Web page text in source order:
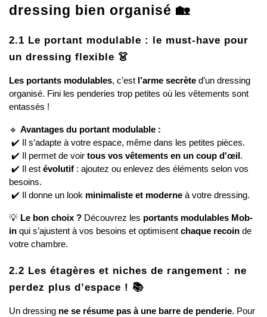
dressing bien organisé 🏡
2.1 Le portant modulable : le must-have pour
un dressing flexible 👗
Les portants modulables, c’est l’arme secrète d’un dressing
organisé. Fini les penderies trop petites où les vêtements sont
entassés !
🔹 Avantages du portant modulable :
✔️ Il s’adapte à votre espace, même dans les petites pièces.
✔️ Il permet de voir tous vos vêtements en un coup d'œil .
✔️ Il est évolutif : ajoutez ou enlevez des éléments selon vos
besoins.
✔️ Il donne un look minimaliste et moderne à votre dressing.
💡 Le bon choix ? Découvrez les portants modulables Mob-
in qui s’ajustent à vos besoins et optimisent chaque recoin de
votre chambre.
2.2 Les étagères et niches de rangement : ne
perdez plus d’espace ! 📚
Un dressing ne se résume pas à une barre de penderie. Pour